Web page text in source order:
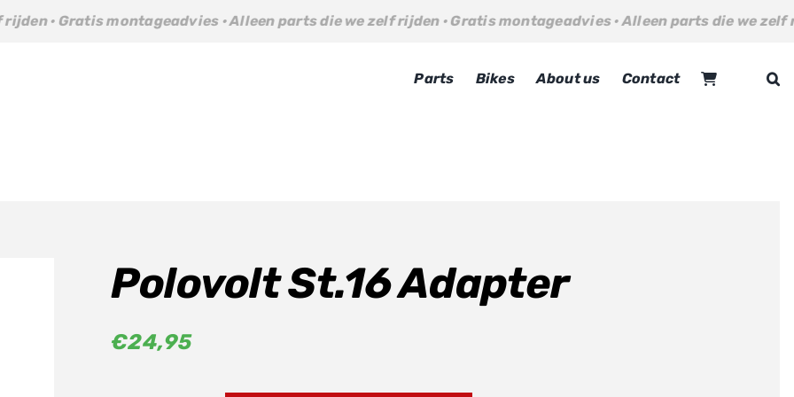
· Alleen parts die we zelf rijden · Gratis montageadvies · Alleen parts die we zelf rijden ·
Parts Bikes About us Contact
Polovolt St.16 Adapter
€24,95